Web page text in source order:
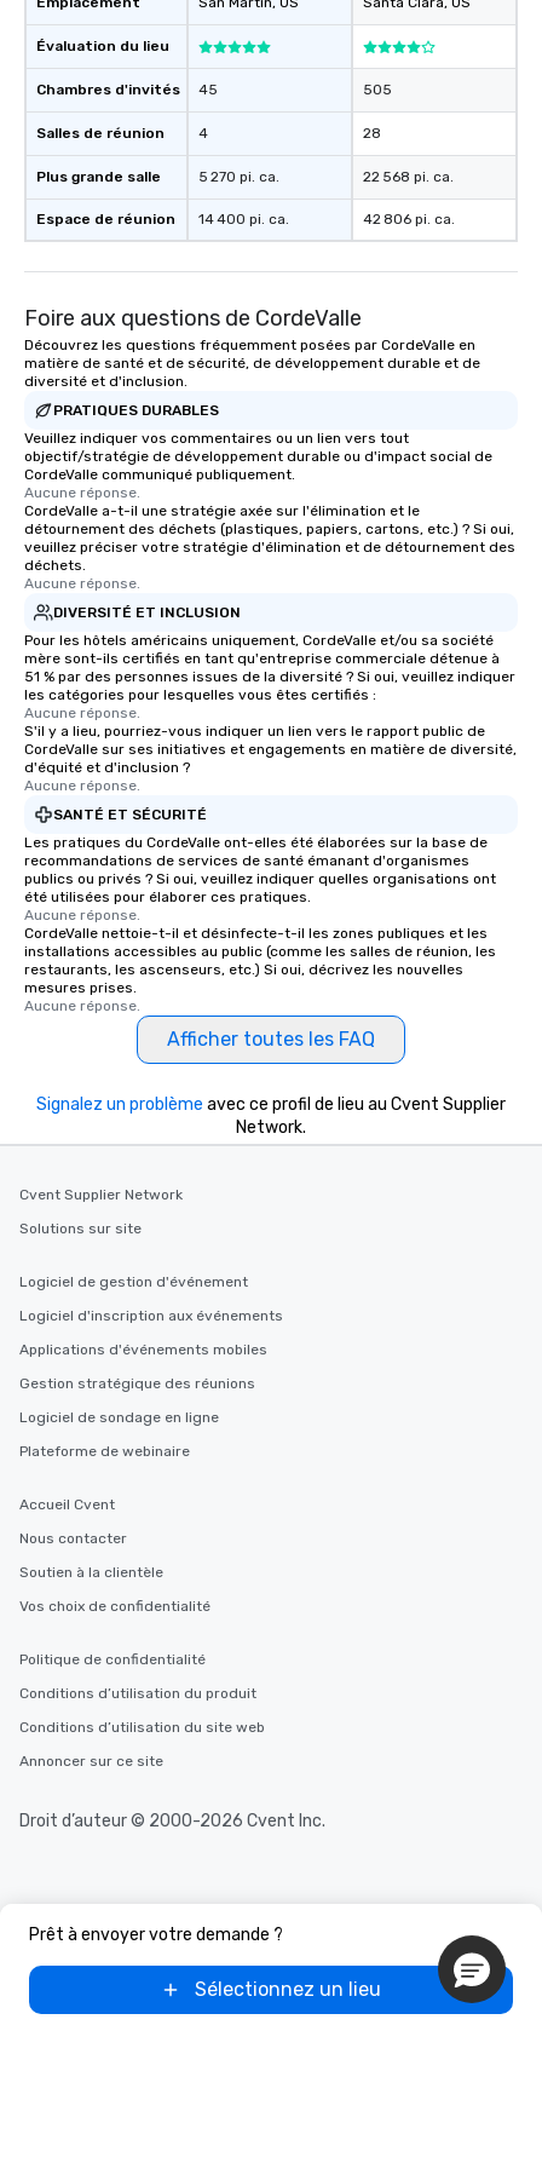
For added ease, we can even arrange
transportation pick-up and drop-off,
as well as an event photographer. And
an evening helicopter ride over the
glittering lights of The Strip. A
Memorable Experience for All Lip
to gather and dine that few have
remember. Our one-of-a-kind tours
are special, from the first stop to the
last. It’s an experience that attendees
One of the best reasons to book is the
convenient and efficient way the
experience is designed. All
restaurants are within an easy
walking distance of each other. The
short stroll allows your group
members a chance to engage in prime
heading to the next place on your tour
itinerary. You Get a Dinner and a Show
Our tours offer an exquisite feast plus
entertainment. All tours include a
knowledgeable, professional guide
who leads the group on a walking tour,
offering engaging tidbits and
interactive experiences are included
along the way exclusively to our tours,
ensuring there is never a dull moment.
Different Types of Cuisine Our
experiences offer the ability to enjoy
several renowned restaurants in one
convenient outing, including ones you
and your guests might not have
discovered otherwise on your own or
a way to try some of the finest spots
in the city and dive into various
selected dishes are curated to our
group experience, booking flexibility is
key. Whether you desire a tour during
business hours or early evening right
you to provide options that fit your
needs. Go for as Long or as Short as
You Like Along with flexible
2.5 hours; our longest is about 5
hours, with optional add-ons and
Évaluation du lieu
Chambres d'invités
Salles de réunion
Plus grande salle
Espace de réunion
45
4
5 270 pi. ca.
14 400 pi. ca.
505
28
22 568 pi. ca.
42 806 pi. ca.
Foire aux questions de CordeValle
Découvrez les questions fréquemment posées par CordeValle en
matière de santé et de sécurité, de développement durable et de
diversité et d'inclusion.
PRATIQUES DURABLES
Veuillez indiquer vos commentaires ou un lien vers tout
objectif/stratégie de développement durable ou d'impact social de
CordeValle communiqué publiquement.
Aucune réponse.
CordeValle a-t-il une stratégie axée sur l'élimination et le
détournement des déchets (plastiques, papiers, cartons, etc.) ? Si oui,
veuillez préciser votre stratégie d'élimination et de détournement des
déchets.
Aucune réponse.
DIVERSITÉ ET INCLUSION
Pour les hôtels américains uniquement, CordeValle et/ou sa société
mère sont-ils certifiés en tant qu'entreprise commerciale détenue à
51 % par des personnes issues de la diversité ? Si oui, veuillez indiquer
les catégories pour lesquelles vous êtes certifiés :
Aucune réponse.
S'il y a lieu, pourriez-vous indiquer un lien vers le rapport public de
CordeValle sur ses initiatives et engagements en matière de diversité,
d'équité et d'inclusion ?
Aucune réponse.
SANTÉ ET SÉCURITÉ
Les pratiques du CordeValle ont-elles été élaborées sur la base de
recommandations de services de santé émanant d'organismes
publics ou privés ? Si oui, veuillez indiquer quelles organisations ont
été utilisées pour élaborer ces pratiques.
Aucune réponse.
CordeValle nettoie-t-il et désinfecte-t-il les zones publiques et les
installations accessibles au public (comme les salles de réunion, les
restaurants, les ascenseurs, etc.) Si oui, décrivez les nouvelles
mesures prises.
Aucune réponse.
Afficher toutes les FAQ
Prêt à envoyer votre demande ?
Sélectionnez un lieu
Signalez un problème avec ce profil de lieu au Cvent Supplier
Network.
Cvent Supplier Network
Solutions sur site
Logiciel de gestion d'événement
Logiciel d'inscription aux événements
Applications d'événements mobiles
Gestion stratégique des réunions
Logiciel de sondage en ligne
Plateforme de webinaire
Accueil Cvent
Nous contacter
Soutien à la clientèle
Vos choix de confidentialité
Politique de confidentialité
Conditions d’utilisation du produit
Conditions d’utilisation du site web
Annoncer sur ce site
Droit d’auteur © 2000-2026 Cvent Inc.